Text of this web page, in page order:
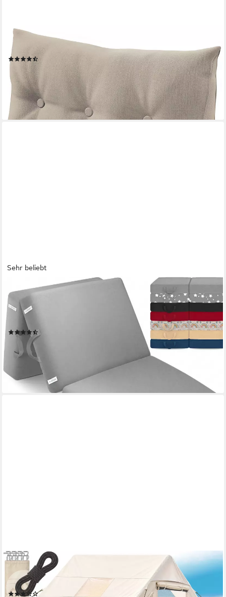
praktischem Seitenfach, 1-tlg., mit praktischem Seitenfach,
Lesekissen, mit waschbarem Bezug
(57)
ab 39,99 € UVP 53,99 €
-26%
lieferbar - in 2-3 Werktagen bei dir
Sehr beliebt
ELONEO
Klappmatratze 3-teilig, Gästematratze mit extra dickem
Schaumstoff, 15 cm hoch, waschbarer Bezug, geeignet für
Hausstauballergiker, schadstoffgeprüft
ab 69,99 €
-30%
lieferbar - in 2-3 Werktagen bei dir
ELONEO
aufblasbares Zelt ELONEO Glamping Zelt für 2-8 Personen mit
Dachfenster, Personen: 8, UV-Schutz: UV50+
(1)